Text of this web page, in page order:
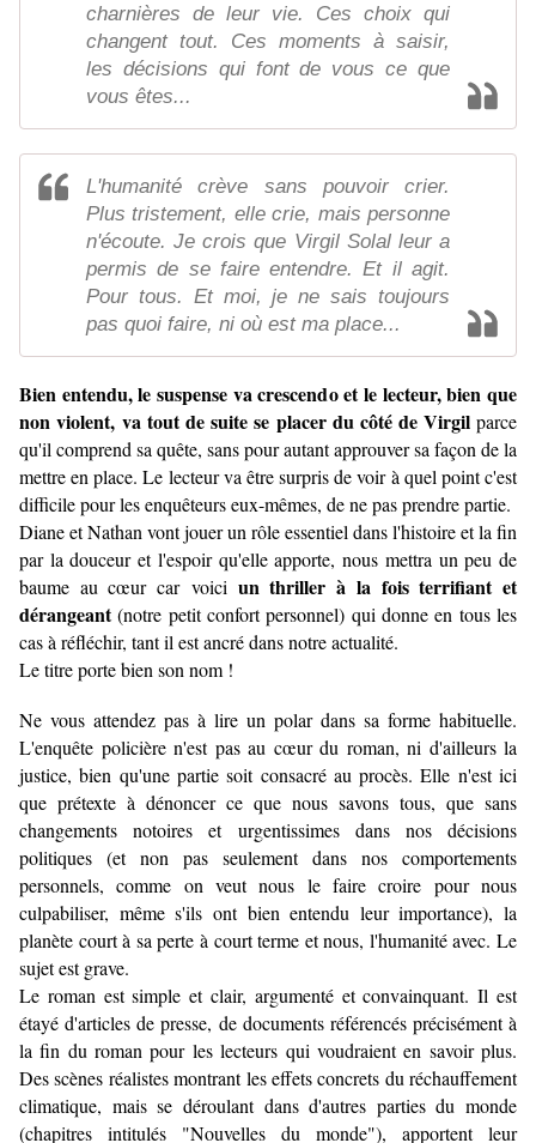
charnières de leur vie. Ces choix qui
changent tout. Ces moments à saisir,
les décisions qui font de vous ce que
vous êtes...
L'humanité crève sans pouvoir crier.
Plus tristement, elle crie, mais personne
n'écoute. Je crois que Virgil Solal leur a
permis de se faire entendre. Et il agit.
Pour tous. Et moi, je ne sais toujours
pas quoi faire, ni où est ma place...
Bien entendu, le suspense va crescendo et le lecteur, bien que
non violent, va tout de suite se placer du côté de Virgilparce
qu'il comprend sa quête, sans pour autant approuver sa façon de la
mettre en place. Le lecteur va être surpris de voir à quel point c'est
difficile pour les enquêteurs eux-mêmes, de ne pas prendre partie.
Diane et Nathan vont jouer un rôle essentiel dans l'histoire et la fin
par la douceur et l'espoir qu'elle apporte, nous mettra un peu de
baume au cœur car voici un thriller à la fois terrifiant et
dérangeant(notre petit confort personnel) qui donne en tous les
cas à réfléchir, tant il est ancré dans notre actualité.
Le titre porte bien son nom !
Ne vous attendez pas à lire un polar dans sa forme habituelle.
L'enquête policière n'est pas au cœur du roman, ni d'ailleurs la
justice, bien qu'une partie soit consacré au procès. Elle n'est ici
que prétexte à dénoncer ce que nous savons tous, que sans
changements notoires et urgentissimes dans nos décisions
politiques (et non pas seulement dans nos comportements
personnels, comme on veut nous le faire croire pour nous
culpabiliser, même s'ils ont bien entendu leur importance), la
planète court à sa perte à court terme et nous, l'humanité avec. Le
sujet est grave.
Le roman est simple et clair, argumenté et convainquant. Il est
étayé d'articles de presse, de documents référencés précisément à
la fin du roman pour les lecteurs qui voudraient en savoir plus.
Des scènes réalistes montrant les effets concrets du réchauffement
climatique, mais se déroulant dans d'autres parties du monde
(chapitres intitulés "Nouvelles du monde"), apportent leur